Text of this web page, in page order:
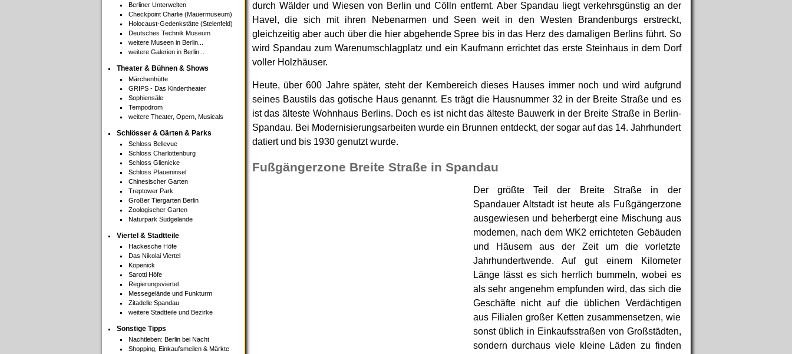
durch Wälder und Wiesen von Berlin und Cölln entfernt. Aber Spandau liegt verkehrsgünstig an der
Havel, die sich mit ihren Nebenarmen und Seen weit in den Westen Brandenburgs erstreckt,
gleichzeitig aber auch über die hier abgehende Spree bis in das Herz des damaligen Berlins führt. So
wird Spandau zum Warenumschlagplatz und ein Kaufmann errichtet das erste Steinhaus in dem Dorf
voller Holzhäuser.
Heute, über 600 Jahre später, steht der Kernbereich dieses Hauses immer noch und wird aufgrund
seines Baustils das gotische Haus genannt. Es trägt die Hausnummer 32 in der Breite Straße und es
ist das älteste Wohnhaus Berlins. Doch es ist nicht das älteste Bauwerk in der Breite Straße in Berlin-
Spandau. Bei Modernisierungsarbeiten wurde ein Brunnen entdeckt, der sogar auf das 14. Jahrhundert
datiert und bis 1930 genutzt wurde.
Fußgängerzone Breite Straße in Spandau
Der größte Teil der Breite Straße in der
Spandauer Altstadt ist heute als Fußgängerzone
ausgewiesen und beherbergt eine Mischung aus
modernen, nach dem WK2 errichteten Gebäuden
und Häusern aus der Zeit um die vorletzte
Jahrhundertwende. Auf gut einem Kilometer
Länge lässt es sich herrlich bummeln, wobei es
als sehr angenehm empfunden wird, das sich die
Geschäfte nicht auf die üblichen Verdächtigen
aus Filialen großer Ketten zusammensetzen, wie
sonst üblich in Einkaufsstraßen von Großstädten,
sondern durchaus viele kleine Läden zu finden
Berliner Unterwelten
Checkpoint Charlie (Mauermuseum)
Holocaust-Gedenkstätte (Stelenfeld)
Deutsches Technik Museum
weitere Museen in Berlin...
weitere Galerien in Berlin...
Theater & Bühnen & Shows
Märchenhütte
GRIPS - Das Kindertheater
Sophiensäle
Tempodrom
weitere Theater, Opern, Musicals
Schlösser & Gärten & Parks
Schloss Bellevue
Schloss Charlottenburg
Schloss Glienicke
Schloss Pfaueninsel
Chinesischer Garten
Treptower Park
Großer Tiergarten Berlin
Zoologischer Garten
Naturpark Südgelände
Viertel & Stadtteile
Hackesche Höfe
Das Nikolai Viertel
Köpenick
Sarotti Höfe
Regierungsviertel
Messegelände und Funkturm
Zitadelle Spandau
weitere Stadtteile und Bezirke
Sonstige Tipps
Nachtleben: Berlin bei Nacht
Shopping, Einkaufsmeilen & Märkte